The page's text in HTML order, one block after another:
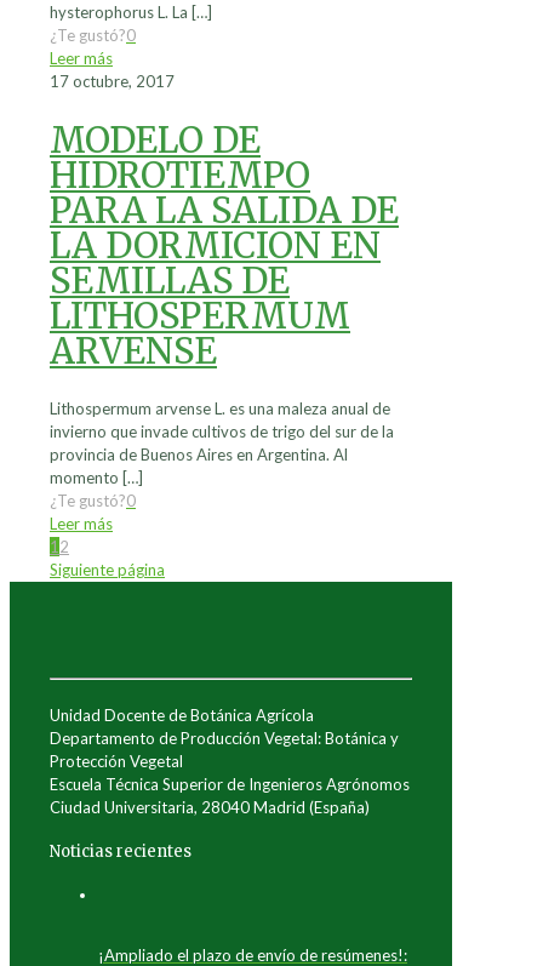
hysterophorus L. La […]
¿Te gustó?0
Leer más
17 octubre, 2017
MODELO DE
HIDROTIEMPO
PARA LA SALIDA DE
LA DORMICION EN
SEMILLAS DE
LITHOSPERMUM
ARVENSE
Lithospermum arvense L. es una maleza anual de
invierno que invade cultivos de trigo del sur de la
provincia de Buenos Aires en Argentina. Al
momento […]
¿Te gustó?0
Leer más
1 2
Siguiente página
Unidad Docente de Botánica Agrícola
Departamento de Producción Vegetal: Botánica y
Protección Vegetal
Escuela Técnica Superior de Ingenieros Agrónomos
Ciudad Universitaria, 28040 Madrid (España)
Noticias recientes
¡Ampliado el plazo de envío de resúmenes!: